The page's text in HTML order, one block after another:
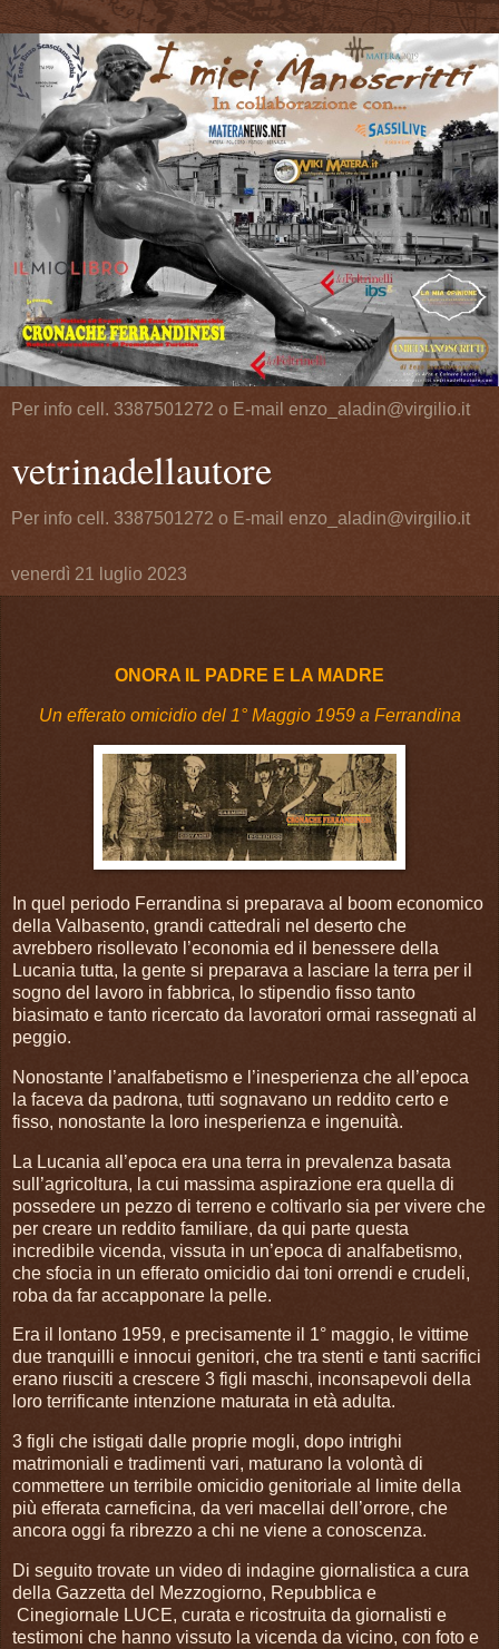
Per info cell. 3387501272 o E-mail enzo_aladin@virgilio.it
vetrinadellautore
Per info cell. 3387501272 o E-mail enzo_aladin@virgilio.it
venerdì 21 luglio 2023
ONORA IL PADRE E LA MADRE
Un efferato omicidio del 1° Maggio 1959 a Ferrandina
In quel periodo Ferrandina si preparava al boom economico
della Valbasento, grandi cattedrali nel deserto che
avrebbero risollevato l’economia ed il benessere della
Lucania tutta, la gente si preparava a lasciare la terra per il
sogno del lavoro in fabbrica, lo stipendio fisso tanto
biasimato e tanto ricercato da lavoratori ormai rassegnati al
peggio.
Nonostante l’analfabetismo e l’inesperienza che all’epoca
la faceva da padrona, tutti sognavano un reddito certo e
fisso, nonostante la loro inesperienza e ingenuità.
La Lucania all’epoca era una terra in prevalenza basata
sull’agricoltura, la cui massima aspirazione era quella di
possedere un pezzo di terreno e coltivarlo sia per vivere che
per creare un reddito familiare, da qui parte questa
incredibile vicenda, vissuta in un’epoca di analfabetismo,
che sfocia in un efferato omicidio dai toni orrendi e crudeli,
roba da far accapponare la pelle.
Era il lontano 1959, e precisamente il 1° maggio, le vittime
due tranquilli e innocui genitori, che tra stenti e tanti sacrifici
erano riusciti a crescere 3 figli maschi, inconsapevoli della
loro terrificante intenzione maturata in età adulta.
3 figli che istigati dalle proprie mogli, dopo intrighi
matrimoniali e tradimenti vari, maturano la volontà di
commettere un terribile omicidio genitoriale al limite della
più efferata carneficina, da veri macellai dell’orrore, che
ancora oggi fa ribrezzo a chi ne viene a conoscenza.
Di seguito trovate un video di indagine giornalistica a cura
della Gazzetta del Mezzogiorno, Repubblica e
Cinegiornale LUCE, curata e ricostruita da giornalisti e
testimoni che hanno vissuto la vicenda da vicino, con foto e